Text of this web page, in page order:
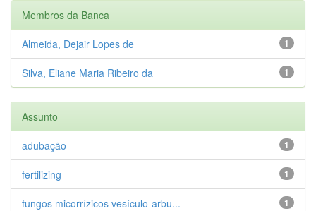
Membros da Banca
1
Almeida, Dejair Lopes de
1
Silva, Eliane Maria Ribeiro da
Assunto
1
adubação
1
fertilizing
1
fungos micorrízicos vesículo-arbu...